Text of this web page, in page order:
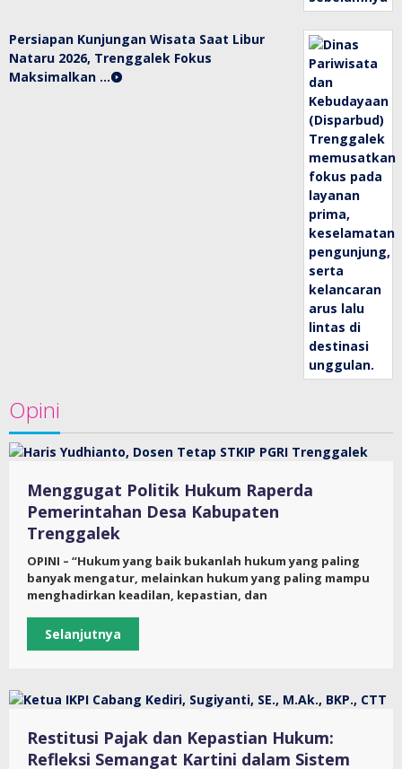
Persiapan Kunjungan Wisata Saat Libur
Nataru 2026, Trenggalek Fokus
Maksimalkan …
Opini
Menggugat Politik Hukum Raperda
Pemerintahan Desa Kabupaten
Trenggalek
OPINI – “Hukum yang baik bukanlah hukum yang paling
banyak mengatur, melainkan hukum yang paling mampu
menghadirkan keadilan, kepastian, dan
Selanjutnya
Restitusi Pajak dan Kepastian Hukum:
Refleksi Semangat Kartini dalam Sistem